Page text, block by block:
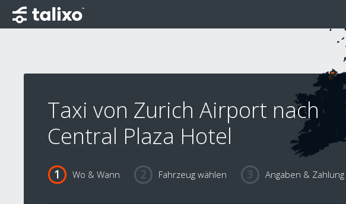
Taxi von Zurich Airport nach
Central Plaza Hotel
Wo & Wann Fahrzeug wählen Angaben & Zahlung